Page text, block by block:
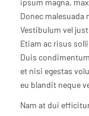
Donec
Vestibulum vel
Etiam ac risus
Duis
et nisi egestas
eu blandit neque
Nam at dui